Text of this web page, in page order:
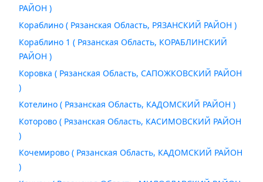
РАЙОН )
Кораблино ( Рязанская Область, РЯЗАНСКИЙ РАЙОН )
Кораблино 1 ( Рязанская Область, КОРАБЛИНСКИЙ
РАЙОН )
Коровка ( Рязанская Область, САПОЖКОВСКИЙ РАЙОН
)
Котелино ( Рязанская Область, КАДОМСКИЙ РАЙОН )
Которово ( Рязанская Область, КАСИМОВСКИЙ РАЙОН
)
Кочемирово ( Рязанская Область, КАДОМСКИЙ РАЙОН
)